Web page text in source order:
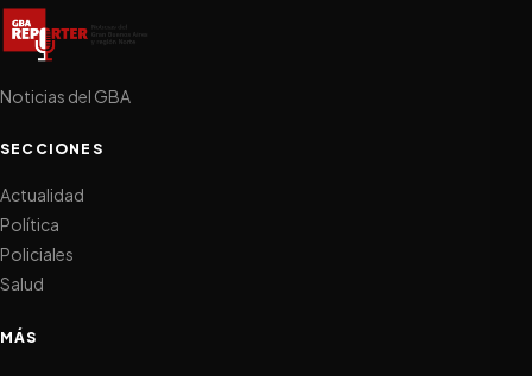
Noticias del GBA
SECCIONES
Actualidad
Política
Policiales
Salud
MÁS